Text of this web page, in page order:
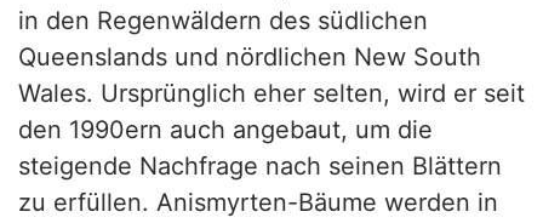
in den Regenwäldern des südlichen
Queenslands und nördlichen New South
Wales. Ursprünglich eher selten, wird er seit
den 1990ern auch angebaut, um die
steigende Nachfrage nach seinen Blättern
zu erfüllen. Anismyrten-Bäume werden in